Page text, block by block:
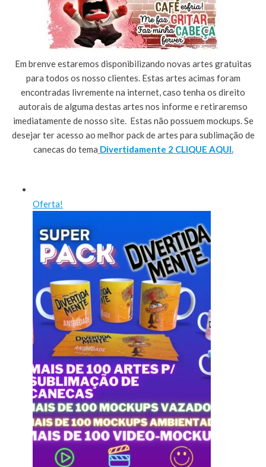
Em brenve estaremos disponibilizando novas artes gratuitas
para todos os nosso clientes. Estas artes acimas foram
encontradas livremente na internet, caso tenha os direito
autorais de alguma destas artes nos informe e retiraremso
imediatamente de nosso site. Estas não possuem mockups. Se
desejar ter acesso ao melhor pack de artes para sublimação de
canecas do tema Divertidamente 2 CLIQUE AQUI.
Oferta!